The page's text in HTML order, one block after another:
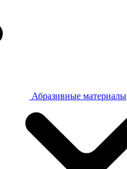
Абразивные материалы